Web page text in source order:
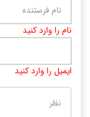
نام را وارد کنید
ایمیل را وارد کنید